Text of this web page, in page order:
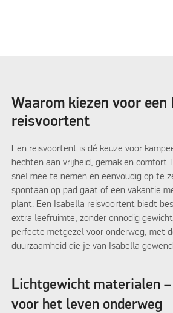
Waarom kiezen voor een
reisvoortent
Een reisvoortent is dé keuze voor
hechten aan vrijheid, gemak en comfort.
snel mee te nemen en eenvoudig op te
spontaan op pad gaat of een vakantie
plant. Een Isabella reisvoortent biedt
extra leefruimte, zonder onnodig
perfecte metgezel voor onderweg, met
duurzaamheid die je van Isabella
Lichtgewicht materialen
voor het leven onderweg